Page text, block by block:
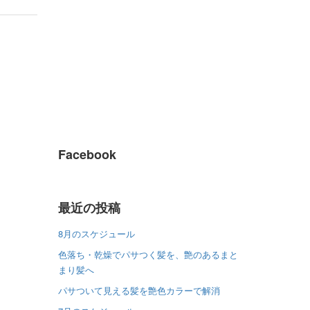
Facebook
最近の投稿
8月のスケジュール
色落ち・乾燥でパサつく髪を、艶のあるまと
まり髪へ
パサついて見える髪を艶色カラーで解消